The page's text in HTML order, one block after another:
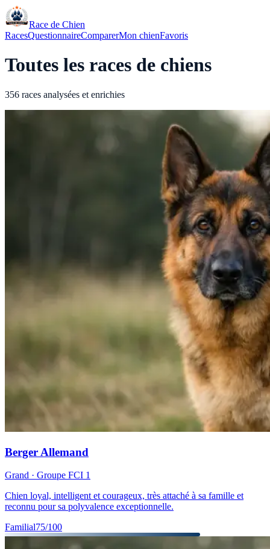
Race de Chien
RacesQuestionnaireComparerMon chienFavoris
Toutes les races de chiens
356 races analysées et enrichies
Berger Allemand
Grand · Groupe FCI 1
Chien loyal, intelligent et courageux, très attaché à sa famille et
reconnu pour sa polyvalence exceptionnelle.
Familial75/100